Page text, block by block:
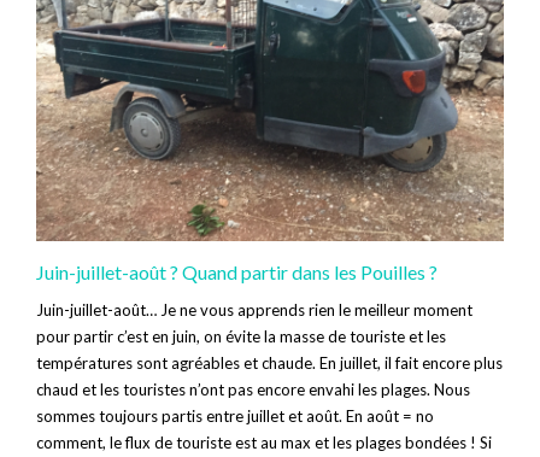
Juin-juillet-août ? Quand partir dans les Pouilles ?
Juin-juillet-août… Je ne vous apprends rien le meilleur moment
pour partir c’est en juin, on évite la masse de touriste et les
températures sont agréables et chaude. En juillet, il fait encore plus
chaud et les touristes n’ont pas encore envahi les plages. Nous
sommes toujours partis entre juillet et août. En août = no
comment, le flux de touriste est au max et les plages bondées ! Si